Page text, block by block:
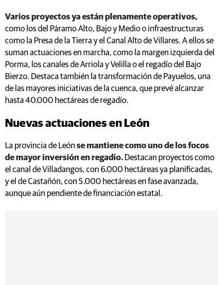
Varios proyectos ya están plenamente operativos,
como los del Páramo Alto, Bajo y Medio o infraestructuras
como la Presa de la Tierra y el Canal Alto de Villares. A ellos se
suman actuaciones en marcha, como la margen izquierda del
Porma, los canales de Arriola y Velilla o el regadío del Bajo
Bierzo. Destaca también la transformación de Payuelos, una
de las mayores iniciativas de la cuenca, que prevé alcanzar
hasta 40.000 hectáreas de regadío.
Nuevas actuaciones en León
La provincia de León se mantiene como uno de los focos
de mayor inversión en regadío. Destacan proyectos como
el canal de Villadangos, con 6.000 hectáreas ya planificadas,
y el de Castañón, con 5.000 hectáreas en fase avanzada,
aunque aún pendiente de financiación estatal.